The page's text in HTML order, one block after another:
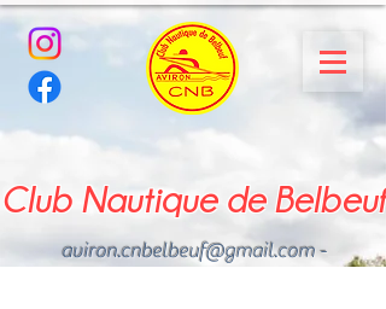
Club Nautique de Belbeuf
aviron.cnbelbeuf@gmail.com-